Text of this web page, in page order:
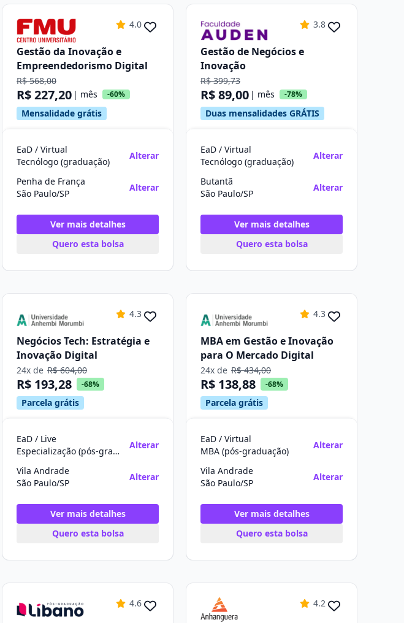
4.0
Gestão da Inovação e
Empreendedorismo Digital
R$ 568,00
R$ 227,20 | mês -60%
Mensalidade grátis
EaD / Virtual
Tecnólogo (graduação)
Alterar
Penha de França
São Paulo/SP
Alterar
Ver mais detalhes
Quero esta bolsa
3.8
Gestão de Negócios e
Inovação
R$ 399,73
R$ 89,00 | mês -78%
Duas mensalidades GRÁTIS
EaD / Virtual
Tecnólogo (graduação)
Alterar
Butantã
São Paulo/SP
Alterar
Ver mais detalhes
Quero esta bolsa
4.3
Negócios Tech: Estratégia e
Inovação Digital
24x de R$ 604,00
R$ 193,28 -68%
Parcela grátis
EaD / Live
Especialização (pós-graduação)
Alterar
Vila Andrade
São Paulo/SP
Alterar
Ver mais detalhes
Quero esta bolsa
4.3
MBA em Gestão e Inovação
para O Mercado Digital
24x de R$ 434,00
R$ 138,88 -68%
Parcela grátis
EaD / Virtual
MBA (pós-graduação)
Alterar
Vila Andrade
São Paulo/SP
Alterar
Ver mais detalhes
Quero esta bolsa
4.6 4.2